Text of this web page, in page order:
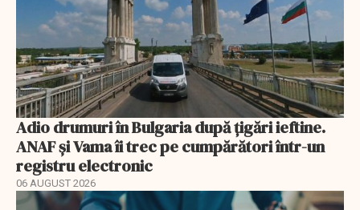
Adio drumuri în Bulgaria după țigări ieftine.
ANAF și Vama îi trec pe cumpărători într-un
registru electronic
06 AUGUST 2026